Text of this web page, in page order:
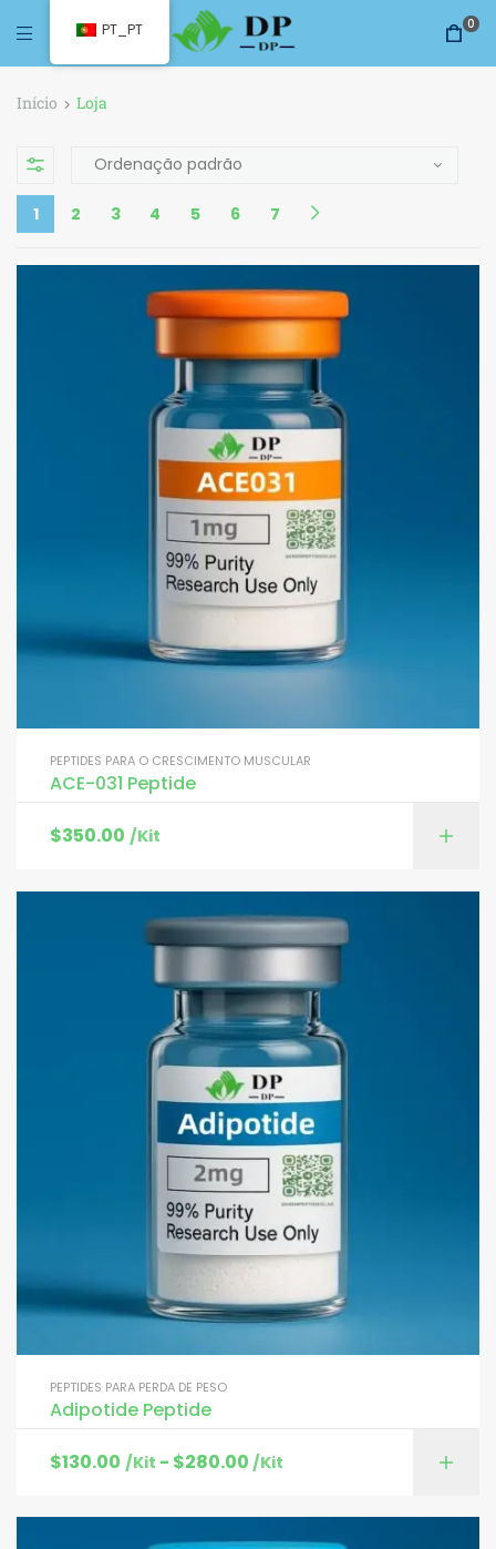
0
Início Loja
1 2 3 4 5 6 7
PEPTIDES PARA O CRESCIMENTO MUSCULAR
ACE-031 Peptide
$350.00 /Kit
PEPTIDES PARA PERDA DE PESO
Adipotide Peptide
$130.00 /Kit - $280.00 /Kit
PT_PT